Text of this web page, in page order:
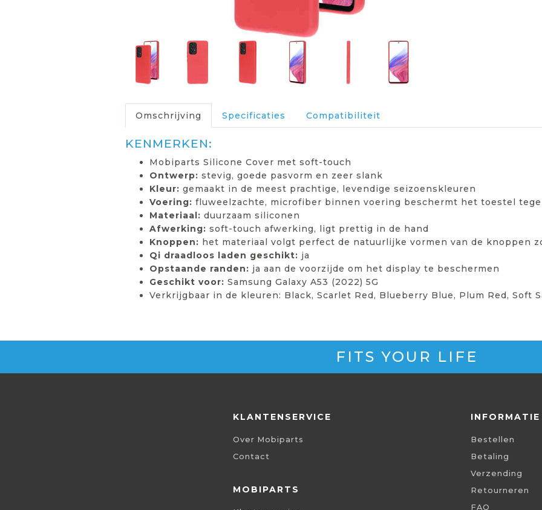
Omschrijving Specificaties Compatibiliteit
KENMERKEN:
Mobiparts Silicone Cover met soft-touch
Ontwerp: stevig, goede pasvorm en zeer slank
Kleur: gemaakt in de meest prachtige, levendige seizoenskleuren
Voering: fluweelzachte, microfiber binnen voering beschermt het toestel
Materiaal: duurzaam siliconen
Afwerking: soft-touch afwerking, ligt prettig in de hand
Knoppen: het materiaal volgt perfect de natuurlijke vormen van de knoppen
Qi draadloos laden geschikt: ja
Opstaande randen: ja aan de voorzijde om het display te beschermen
Geschikt voor: Samsung Galaxy A53 (2022) 5G
Verkrijgbaar in de kleuren: Black, Scarlet Red, Blueberry Blue, Plum Red, Soft
FITS YOUR LIFE
KLANTENSERVICE
Over Mobiparts
Contact
MOBIPARTS
INFORMATIE
Bestellen
Betaling
Verzending
Retourneren
FAQ